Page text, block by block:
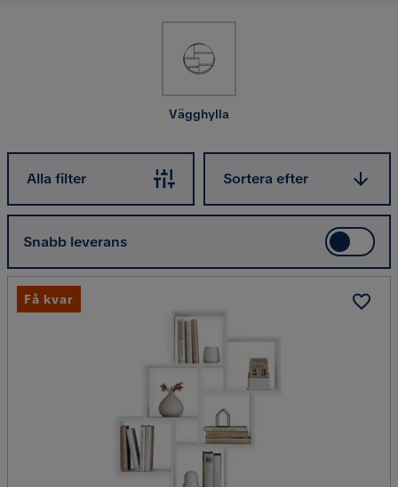
som låter böcker eller andra föremål synas.
Vägghylla
Alla filter
Sortera efter
Snabb leverans
Få kvar